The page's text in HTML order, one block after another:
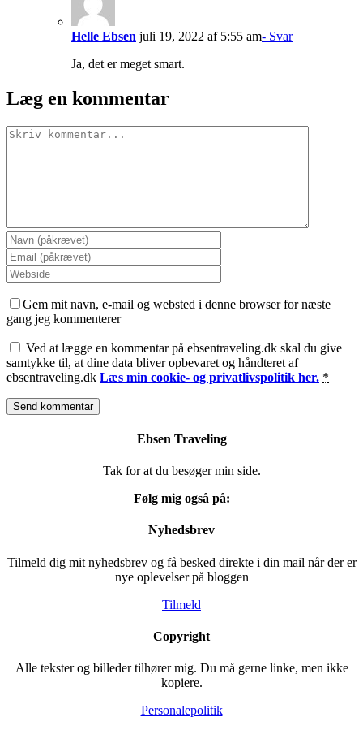
Helle Ebsen juli 19, 2022 af 5:55 am- Svar
Ja, det er meget smart.
Læg en kommentar
Comment
Gem mit navn, e-mail og websted i denne browser for næste
gang jeg kommenterer
Ved at lægge en kommentar på ebsentraveling.dk skal du give
samtykke til, at dine data bliver opbevaret og håndteret af
ebsentraveling.dk Læs min cookie- og privatlivspolitik her. *
Ebsen Traveling
Tak for at du besøger min side.
Følg mig også på:
Nyhedsbrev
Tilmeld dig mit nyhedsbrev og få besked direkte i din mail når der er
nye oplevelser på bloggen
Tilmeld
Copyright
Alle tekster og billeder tilhører mig. Du må gerne linke, men ikke
kopiere.
Personalepolitik